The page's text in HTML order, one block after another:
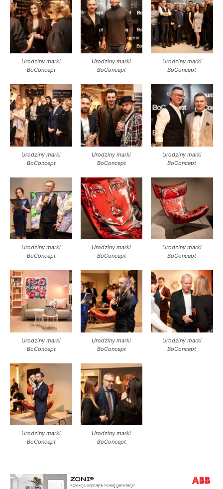
Urodziny marki
BoConcept
Urodziny marki
BoConcept
Urodziny marki
BoConcept
Urodziny marki
BoConcept
Urodziny marki
BoConcept
Urodziny marki
BoConcept
Urodziny marki
BoConcept
Urodziny marki
BoConcept
Urodziny marki
BoConcept
Urodziny marki
BoConcept
Urodziny marki
BoConcept
Urodziny marki
BoConcept
Urodziny marki
BoConcept
Urodziny marki
BoConcept